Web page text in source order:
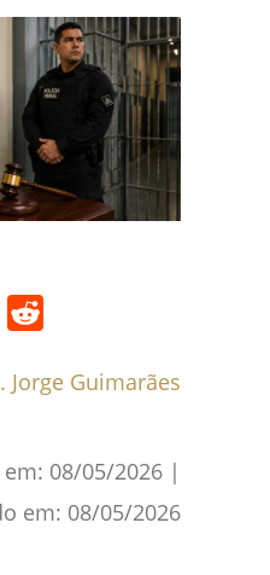
Pinterest
Jorge Guimarães
08/05/2026 |
em: 08/05/2026